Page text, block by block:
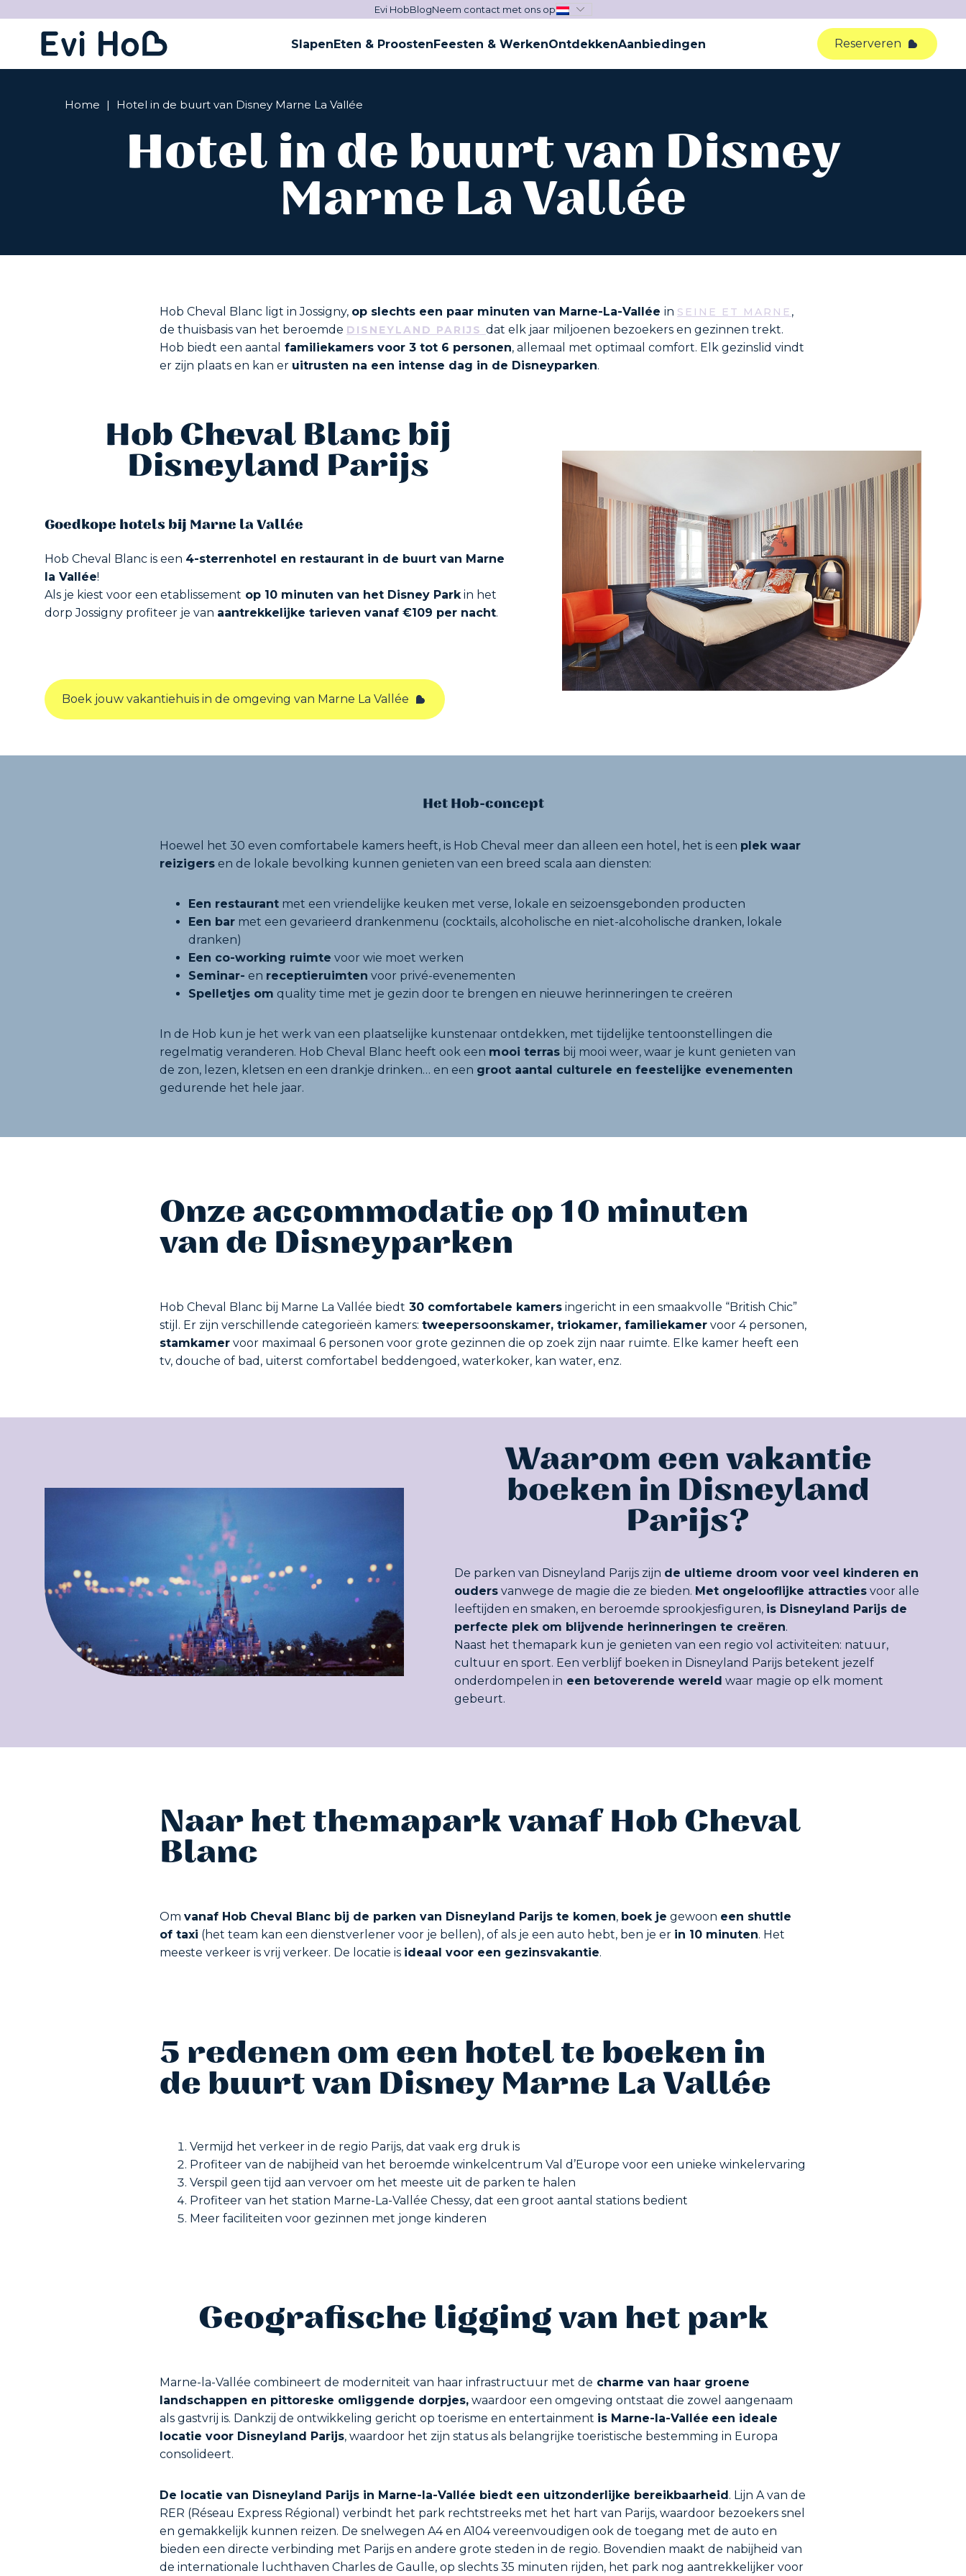
Evi HobBlogNeem contact met ons op
SlapenEten & ProostenFeesten & WerkenOntdekkenAanbiedingen Reserveren
Home | Hotel in de buurt van Disney Marne La Vallée
Hotel in de buurt van Disney
Marne La Vallée
Hob Cheval Blanc ligt in Jossigny, op slechts een paar minuten van Marne-La-Vallée in SEINE ET MARNE ,
de thuisbasis van het beroemde DISNEYLAND PARIJS dat elk jaar miljoenen bezoekers en gezinnen trekt.
Hob biedt een aantal familiekamers voor 3 tot 6 personen, allemaal met optimaal comfort. Elk gezinslid vindt
er zijn plaats en kan er uitrusten na een intense dag in de Disneyparken.
Hob Cheval Blanc bij
Disneyland Parijs
Goedkope hotels bij Marne la Vallée
Hob Cheval Blanc is een 4-sterrenhotel en restaurant in de buurt van Marne
la Vallée!
Als je kiest voor een etablissement op 10 minuten van het Disney Parkin het
dorp Jossigny profiteer je van aantrekkelijke tarieven vanaf €109 per nacht.
Boek jouw vakantiehuis in de omgeving van Marne La Vallée
Het Hob-concept
Hoewel het 30 even comfortabele kamers heeft, is Hob Cheval meer dan alleen een hotel, het is een plek waar
reizigers en de lokale bevolking kunnen genieten van een breed scala aan diensten:
Een restaurant met een vriendelijke keuken met verse, lokale en seizoensgebonden producten
Een bar met een gevarieerd drankenmenu (cocktails, alcoholische en niet-alcoholische dranken, lokale
dranken)
Een co-working ruimte voor wie moet werken
Seminar- en receptieruimten voor privé-evenementen
Spelletjes om quality time met je gezin door te brengen en nieuwe herinneringen te creëren
In de Hob kun je het werk van een plaatselijke kunstenaar ontdekken, met tijdelijke tentoonstellingen die
regelmatig veranderen. Hob Cheval Blanc heeft ook een mooi terras bij mooi weer, waar je kunt genieten van
de zon, lezen, kletsen en een drankje drinken… en een groot aantal culturele en feestelijke evenementen
gedurende het hele jaar.
Onze accommodatie op 10 minuten
van de Disneyparken
Hob Cheval Blanc bij Marne La Vallée biedt 30 comfortabele kamers ingericht in een smaakvolle “British Chic”
stijl. Er zijn verschillende categorieën kamers: tweepersoonskamer, triokamer, familiekamer voor 4 personen,
stamkamer voor maximaal 6 personen voor grote gezinnen die op zoek zijn naar ruimte. Elke kamer heeft een
tv, douche of bad, uiterst comfortabel beddengoed, waterkoker, kan water, enz.
Waarom een vakantie
boeken in Disneyland
Parijs?
De parken van Disneyland Parijs zijn de ultieme droom voor veel kinderen en
ouders vanwege de magie die ze bieden. Met ongelooflijke attracties voor alle
leeftijden en smaken, en beroemde sprookjesfiguren, is Disneyland Parijs de
perfecte plek om blijvende herinneringen te creëren.
Naast het themapark kun je genieten van een regio vol activiteiten: natuur,
cultuur en sport. Een verblijf boeken in Disneyland Parijs betekent jezelf
onderdompelen in een betoverende wereld waar magie op elk moment
gebeurt.
Naar het themapark vanaf Hob Cheval
Blanc
Om vanaf Hob Cheval Blanc bij de parken van Disneyland Parijs te komen, boek je gewoon een shuttle
of taxi (het team kan een dienstverlener voor je bellen), of als je een auto hebt, ben je er in 10 minuten. Het
meeste verkeer is vrij verkeer. De locatie is ideaal voor een gezinsvakantie.
5 redenen om een hotel te boeken in
de buurt van Disney Marne La Vallée
Vermijd het verkeer in de regio Parijs, dat vaak erg druk is
Profiteer van de nabijheid van het beroemde winkelcentrum Val d’Europe voor een unieke winkelervaring
Verspil geen tijd aan vervoer om het meeste uit de parken te halen
Profiteer van het station Marne-La-Vallée Chessy, dat een groot aantal stations bedient
Meer faciliteiten voor gezinnen met jonge kinderen
Geografische ligging van het park
Marne-la-Vallée combineert de moderniteit van haar infrastructuur met de charme van haar groene
landschappen en pittoreske omliggende dorpjes, waardoor een omgeving ontstaat die zowel aangenaam
als gastvrij is. Dankzij de ontwikkeling gericht op toerisme en entertainment is Marne-la-Vallée een ideale
locatie voor Disneyland Parijs, waardoor het zijn status als belangrijke toeristische bestemming in Europa
consolideert.
De locatie van Disneyland Parijs in Marne-la-Vallée biedt een uitzonderlijke bereikbaarheid. Lijn A van de
RER (Réseau Express Régional) verbindt het park rechtstreeks met het hart van Parijs, waardoor bezoekers snel
en gemakkelijk kunnen reizen. De snelwegen A4 en A104 vereenvoudigen ook de toegang met de auto en
bieden een directe verbinding met Parijs en andere grote steden in de regio. Bovendien maakt de nabijheid van
de internationale luchthaven Charles de Gaulle, op slechts 35 minuten rijden, het park nog aantrekkelijker voor